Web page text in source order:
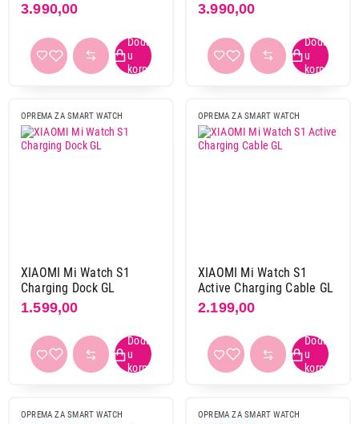
Cable (1 m) mt0h3zm / a
3.990,00
mw6a3zm / a
3.990,00
OPREMA ZA SMART WATCH
XIAOMI Mi Watch S1
Charging Dock GL
1.599,00
OPREMA ZA SMART WATCH
XIAOMI Mi Watch S1
Active Charging Cable GL
2.199,00
OPREMA ZA SMART WATCH OPREMA ZA SMART WATCH